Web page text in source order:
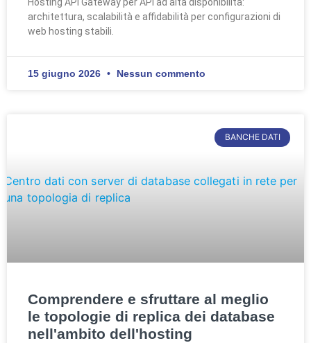
architettura, scalabilità e affidabilità per configurazioni di
web hosting stabili.
15 giugno 2026 Nessun commento
BANCHE DATI
Comprendere e sfruttare al meglio
le topologie di replica dei database
nell'ambito dell'hosting